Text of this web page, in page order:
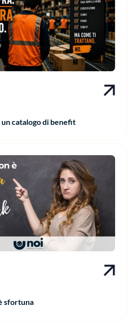
catalogo di benefit
sfortuna